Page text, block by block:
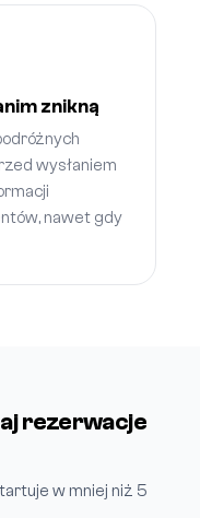
znikną
wysłaniem
nawet gdy
rezerwacje
w mniej niż 5